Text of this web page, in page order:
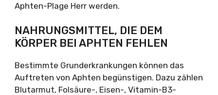
Aphten-Plage Herr werden.
NAHRUNGSMITTEL, DIE DEM
KÖRPER BEI APHTEN FEHLEN
Bestimmte Grunderkrankungen können das
Auftreten von Aphten begünstigen. Dazu zählen
Blutarmut, Folsäure-, Eisen-, Vitamin-B3-